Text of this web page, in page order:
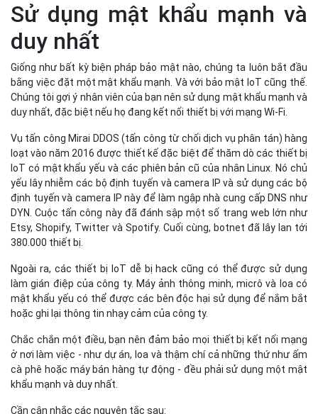
Sử dụng mật khẩu mạnh và
duy nhất
Giống như bất kỳ biện pháp bảo mật nào, chúng ta luôn bắt đầu
bằng việc đặt một mật khẩu mạnh. Và với bảo mật IoT cũng thế.
Chúng tôi gợi ý nhân viên của bạn nên sử dụng mật khẩu mạnh và
duy nhất, đặc biệt nếu họ đang kết nối thiết bị với mạng Wi-Fi.
Vụ tấn công Mirai DDOS (tấn công từ chối dịch vụ phân tán) hàng
loạt vào năm 2016 được thiết kế đặc biệt để thăm dò các thiết bị
IoT có mật khẩu yếu và các phiên bản cũ của nhân Linux. Nó chủ
yếu lây nhiễm các bộ định tuyến và camera IP và sử dụng các bộ
định tuyến và camera IP này để làm ngập nhà cung cấp DNS như
DYN. Cuộc tấn công này đã đánh sập một số trang web lớn như
Etsy, Shopify, Twitter và Spotify. Cuối cùng, botnet đã lây lan tới
380.000 thiết bị.
Ngoài ra, các thiết bị IoT dễ bị hack cũng có thể được sử dụng
làm gián điệp của công ty. Máy ảnh thông minh, micrô và loa có
mật khẩu yếu có thể được các bên độc hại sử dụng để nắm bắt
hoặc ghi lại thông tin nhạy cảm của công ty.
Chắc chắn một điều, bạn nên đảm bảo mọi thiết bị kết nối mạng
ở nơi làm việc - như dự án, loa và thậm chí cả những thứ như ấm
cà phê hoặc máy bán hàng tự động - đều phải sử dụng một mật
khẩu mạnh và duy nhất.
Cần cân nhắc các nguyên tắc sau: